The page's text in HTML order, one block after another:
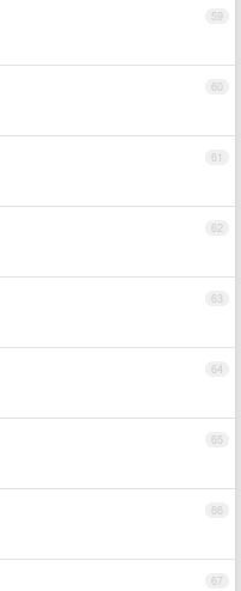
59
60
61
62
63
64
65
66
67